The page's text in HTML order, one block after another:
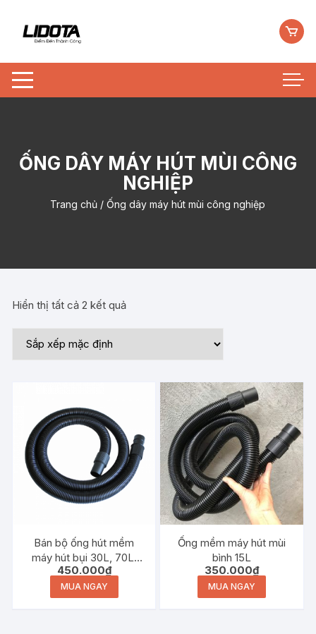
ỐNG DÂY MÁY HÚT MÙI CÔNG
NGHIỆP
Trang chủ / Ống dây máy hút mùi công nghiệp
Hiển thị tất cả 2 kết quả
Bán bộ ống hút mềm
máy hút bụi 30L, 70L,
80L, 90L
450.000₫
MUA NGAY
Ống mềm máy hút mùi
bình 15L
350.000₫
MUA NGAY